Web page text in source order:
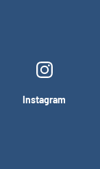
Instagram